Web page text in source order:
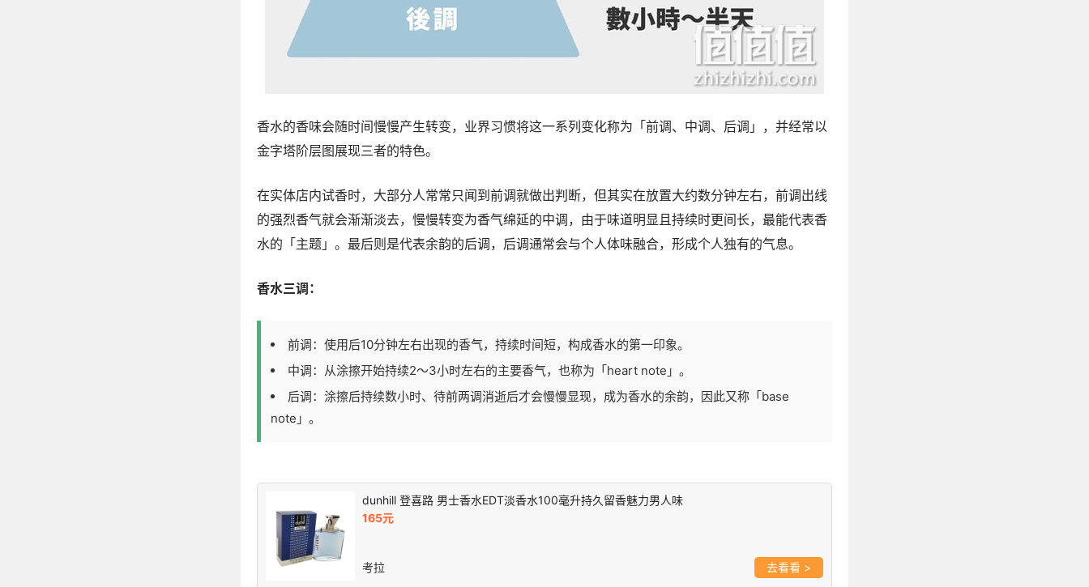
香水的香味会随时间慢慢产生转变，业界习惯将这一系列变化称为「前调、中调、后调」，并经常以
金字塔阶层图展现三者的特色。
在实体店内试香时，大部分人常常只闻到前调就做出判断，但其实在放置大约数分钟左右，前调出线
的强烈香气就会渐渐淡去，慢慢转变为香气绵延的中调，由于味道明显且持续时更间长，最能代表香
水的「主题」。最后则是代表余韵的后调，后调通常会与个人体味融合，形成个人独有的气息。
香水三调：
前调：使用后10分钟左右出现的香气，持续时间短，构成香水的第一印象。
中调：从涂擦开始持续2〜3小时左右的主要香气，也称为「heart note」。
后调：涂擦后持续数小时、待前两调消逝后才会慢慢显现，成为香水的余韵，因此又称「base
note」。
dunhill 登喜路 男士香水EDT淡香水100毫升持久留香魅力男人味
165元
考拉 >